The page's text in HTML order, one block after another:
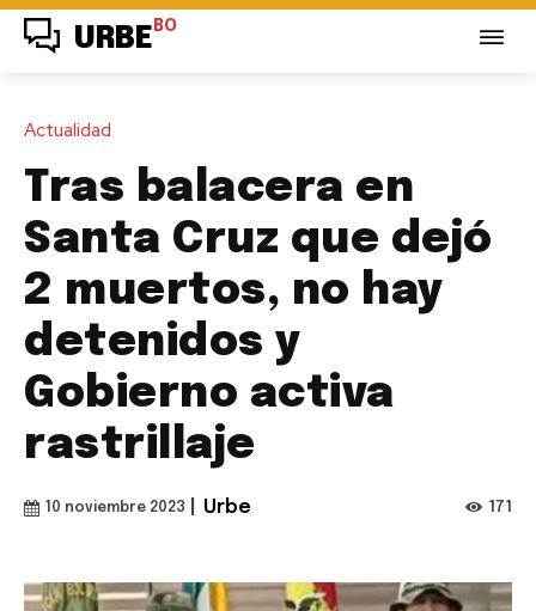
URBE BO
Actualidad
Tras balacera en
Santa Cruz que dejó
2 muertos, no hay
detenidos y
Gobierno activa
rastrillaje
10 noviembre 2023 Urbe 171